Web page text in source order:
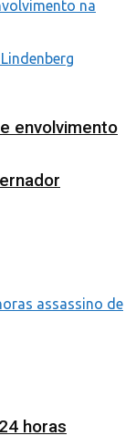
envolvimento
horas